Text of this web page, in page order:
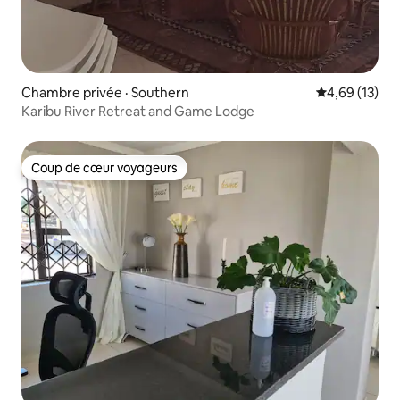
Chambre privée · Southern Note
4,69 (13)
Karibu River Retreat and Game Lodge
Coup de cœur voyageurs
Coup de cœur voyageurs